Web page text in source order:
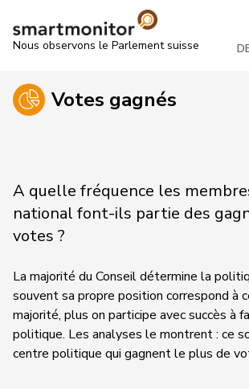
Nous observons le Parlement suisse
Votes gagnés
A quelle fréquence les
national font-ils partie des
votes ?
La majorité du Conseil détermine la
souvent sa propre position correspond à
majorité, plus on participe avec succès à
politique. Les analyses le montrent : ce
centre politique qui gagnent le plus de